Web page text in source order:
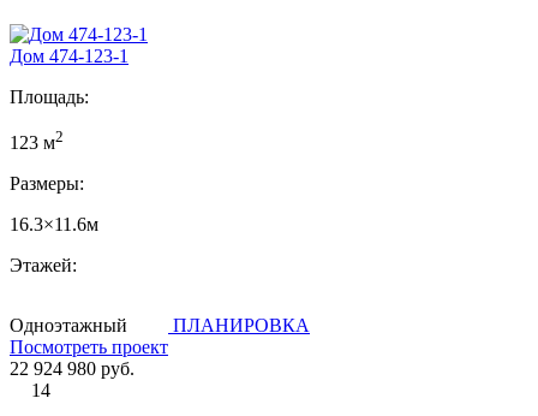
Дом 474-123-1
Площадь:
123 м2
Размеры:
16.3×11.6м
Этажей:
Одноэтажный
ПЛАНИРОВКА
Посмотреть проект
22 924 980 руб.
14